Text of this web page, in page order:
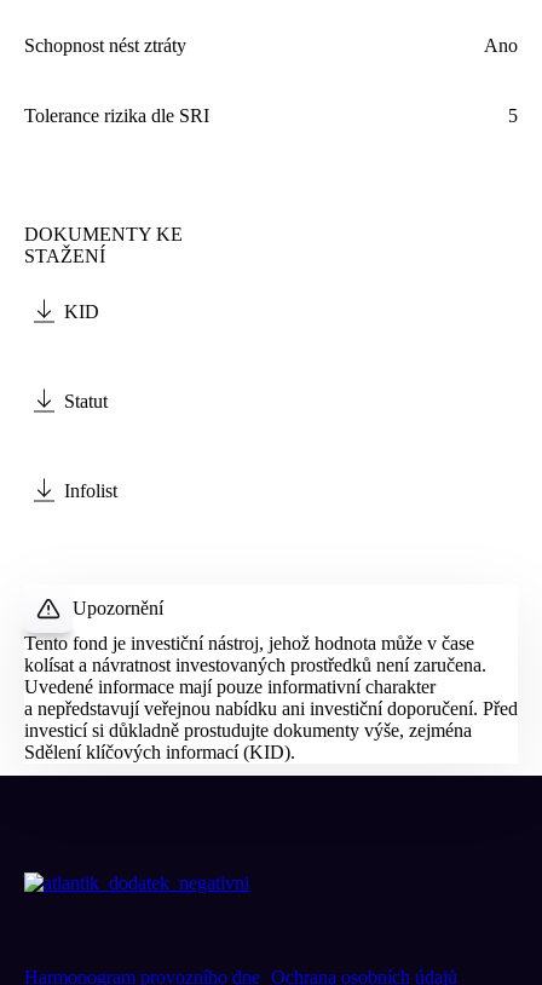
Schopnost nést ztráty Ano
Tolerance rizika dle SRI 5
DOKUMENTY KE
STAŽENÍ
KID
Statut
Infolist
Upozornění
Tento fond je investiční nástroj, jehož hodnota může v čase
kolísat a návratnost investovaných prostředků není zaručena.
Uvedené informace mají pouze informativní charakter
a nepředstavují veřejnou nabídku ani investiční doporučení. Před
investicí si důkladně prostudujte dokumenty výše, zejména
Sdělení klíčových informací (KID).
Harmonogram provozního dne Ochrana osobních údajů